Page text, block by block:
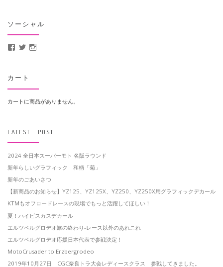
ソーシャル
MotoCrusader さんのプロフィールを Facebook で表示
@MotoCrusader さんのプロフィールを Twitter で表示
カート
カートに商品がありません。
LATEST POST
2024 全日本スーパーモト 名阪ラウンド
新年らしいグラフィック 和柄「菊」
新年のごあいさつ
【新商品のお知らせ】YZ125、YZ125X、YZ250、YZ250X用グラフィックデカール
KTMもオフロードレースの現場でもっと活躍してほしい！
夏！ハイビスカスデカール
エルツベルグロデオ旅の終わり-レース以外のあれこれ
エルツベルグロデオ応援日本代表で参戦決定！
MotoCrusader to Erzbergrodeo
2019年10月27日 CGC奈良トラ大会レディースクラス 参戦してきました。